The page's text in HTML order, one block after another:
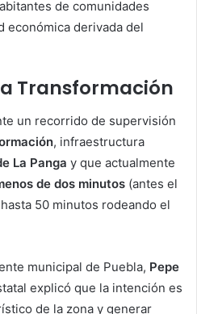
de comunidades
económica derivada del
Transformación
un recorrido de supervisión
, infraestructura
La Panga y que actualmente
de dos minutos (antes el
50 minutos rodeando el
municipal de Puebla, Pepe
explicó que la intención es
de la zona y generar